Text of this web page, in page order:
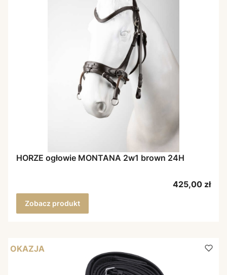
HORZE ogłowie MONTANA 2w1 brown 24H
Cena
425,00 zł
Zobacz produkt
OKAZJA